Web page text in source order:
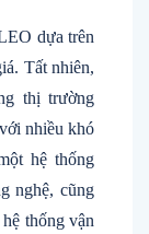
dựa trên
Tất nhiên,
thị trường
nhiều khó
hệ thống
nghệ, cũng
thống vận